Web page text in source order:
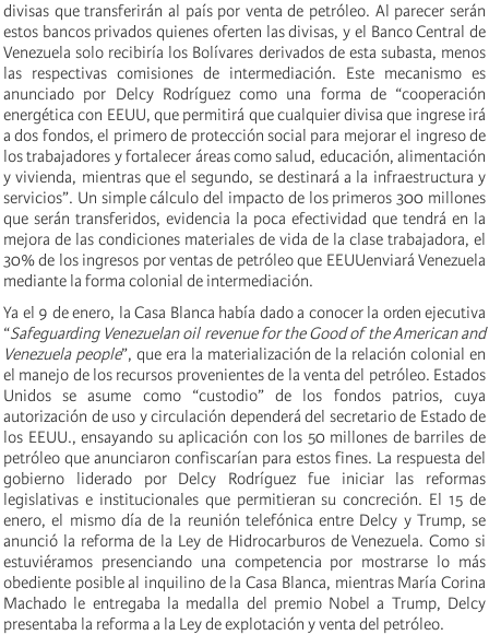
divisas que transferirán al país por venta de petróleo. Al parecer serán
estos bancos privados quienes oferten las divisas, y el Banco Central de
Venezuela solo recibiría los Bolívares derivados de esta subasta, menos
las respectivas comisiones de intermediación. Este mecanismo es
anunciado por Delcy Rodríguez como una forma de “cooperación
energética con EEUU, que permitirá que cualquier divisa que ingrese irá
a dos fondos, el primero de protección social para mejorar el ingreso de
los trabajadores y fortalecer áreas como salud, educación, alimentación
y vivienda, mientras que el segundo, se destinará a la infraestructura y
servicios”. Un simple cálculo del impacto de los primeros 300 millones
que serán transferidos, evidencia la poca efectividad que tendrá en la
mejora de las condiciones materiales de vida de la clase trabajadora, el
30% de los ingresos por ventas de petróleo que EEUUenviará Venezuela
mediante la forma colonial de intermediación.
Ya el 9 de enero, la Casa Blanca había dado a conocer la orden ejecutiva
“Safeguarding Venezuelan oil revenue for the Good of the American and
Venezuela people”, que era la materialización de la relación colonial en
el manejo de los recursos provenientes de la venta del petróleo. Estados
Unidos se asume como “custodio” de los fondos patrios, cuya
autorización de uso y circulación dependerá del secretario de Estado de
los EEUU., ensayando su aplicación con los 50 millones de barriles de
petróleo que anunciaron confiscarían para estos fines. La respuesta del
gobierno liderado por Delcy Rodríguez fue iniciar las reformas
legislativas e institucionales que permitieran su concreción. El 15 de
enero, el mismo día de la reunión telefónica entre Delcy y Trump, se
anunció la reforma de la Ley de Hidrocarburos de Venezuela. Como si
estuviéramos presenciando una competencia por mostrarse lo más
obediente posible al inquilino de la Casa Blanca, mientras María Corina
Machado le entregaba la medalla del premio Nobel a Trump, Delcy
presentaba la reforma a la Ley de explotación y venta del petróleo.